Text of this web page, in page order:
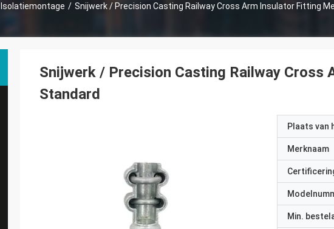
Isolatiemontage / Snijwerk / Precision Casting Railway Cross Arm Insulator Fitting
Snijwerk / Precision Casting Railway Cross
Standard
Plaats van
Merknaam
Min.